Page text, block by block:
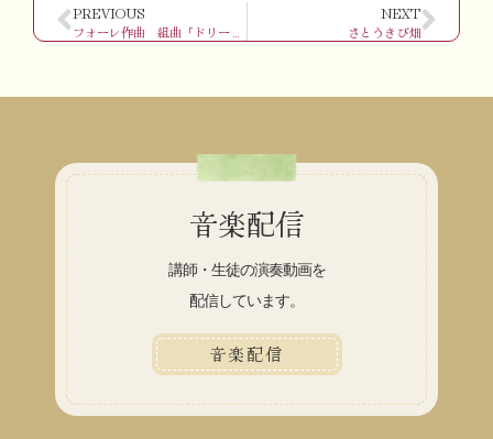
PREVIOUS NEXT
さとうきび畑
音楽配信
講師・生徒の演奏動画を
配信しています。
音楽配信